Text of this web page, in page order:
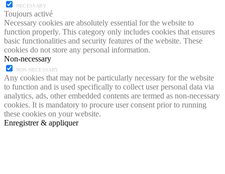
NECESSARY
Toujours activé
Necessary cookies are absolutely essential for the website to
function properly. This category only includes cookies that ensures
basic functionalities and security features of the website. These
cookies do not store any personal information.
Non-necessary
NON-NECESSARY
Any cookies that may not be particularly necessary for the website
to function and is used specifically to collect user personal data via
analytics, ads, other embedded contents are termed as non-necessary
cookies. It is mandatory to procure user consent prior to running
these cookies on your website.
Enregistrer & appliquer